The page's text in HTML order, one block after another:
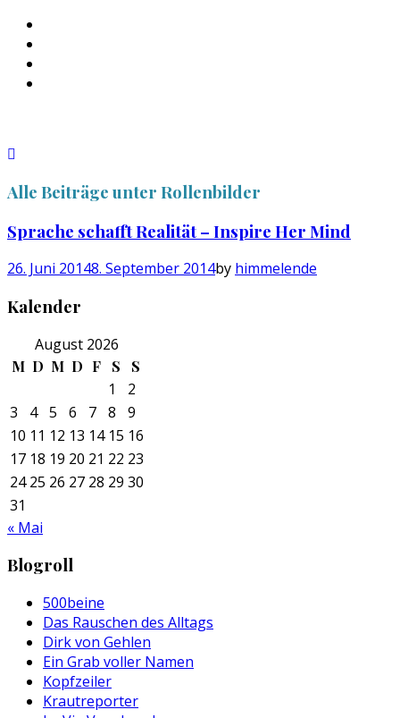
anzeigen
Alle Beiträge unter Rollenbilder
Sprache schafft Realität – Inspire Her Mind
26. Juni 20148. September 2014by himmelende
Kalender
August 2026
M D M D F S S
1
2
3
4 5 6 7 8
9
10 11 12 13 14 15 16
17 18 19 20 21 22 23
24 25 26 27 28 29 30
31
« Mai
Blogroll
500beine
Das Rauschen des Alltags
Dirk von Gehlen
Ein Grab voller Namen
Kopfzeiler
Krautreporter